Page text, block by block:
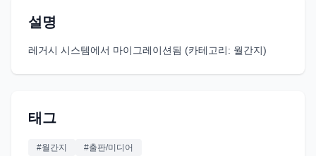
설명
레거시 시스템에서 마이그레이션됨 (카테고리: 월간지)
태그
#월간지 #출판/미디어